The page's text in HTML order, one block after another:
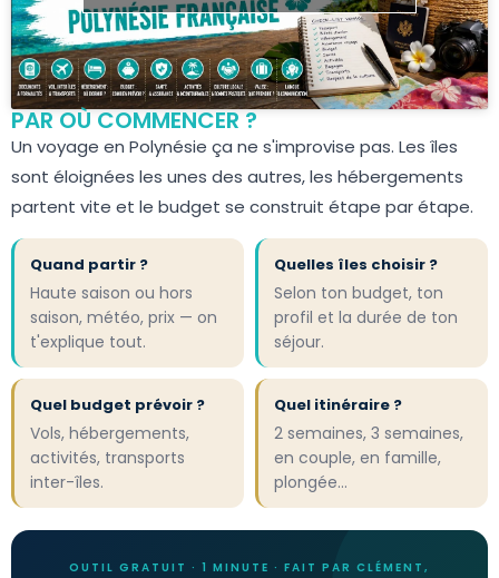
PAR OÙ COMMENCER ?
Un voyage en Polynésie ça ne s'improvise pas. Les îles
sont éloignées les unes des autres, les hébergements
partent vite et le budget se construit étape par étape.
Quand partir ?
Haute saison ou hors
saison, météo, prix — on
t'explique tout.
Quelles îles choisir ?
Selon ton budget, ton
profil et la durée de ton
séjour.
Quel budget prévoir ?
Vols, hébergements,
activités, transports
inter-îles.
Quel itinéraire ?
2 semaines, 3 semaines,
en couple, en famille,
plongée…
OUTIL GRATUIT · 1 MINUTE · FAIT PAR CLÉMENT,